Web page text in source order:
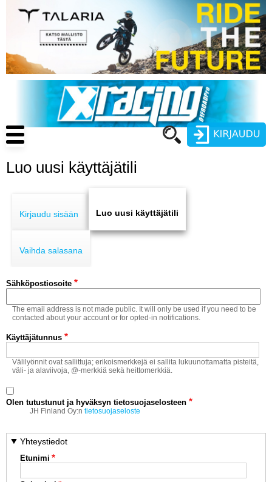
pääsisältöön
Käyttäjätunnus
Main
navigation
ENDURO
MOTOCROSS
MUUT LAJIT
YLEISTÄ ALALTA
LUE DIGILEHDET
ASIAKASPALVELU JA
MEDIATIEDOT
YHTEYSTIEDOT
Luo uusi käyttäjätili
tabs
Kirjaudu sisään Luo uusi käyttäjätili
Vaihda salasana
Sähköpostiosoite
The email address is not made public. It will only be used if you need to be
contacted about your account or for opted-in notifications.
Käyttäjätunnus
Välilyönnit ovat sallittuja; erikoismerkkejä ei sallita lukuunottamatta pisteitä,
väli- ja alaviivoja, @-merkkiä sekä heittomerkkiä.
Olen tutustunut ja hyväksyn tietosuojaselosteen
JH Finland Oy:ntietosuojaseloste
Yhteystiedot
Etunimi